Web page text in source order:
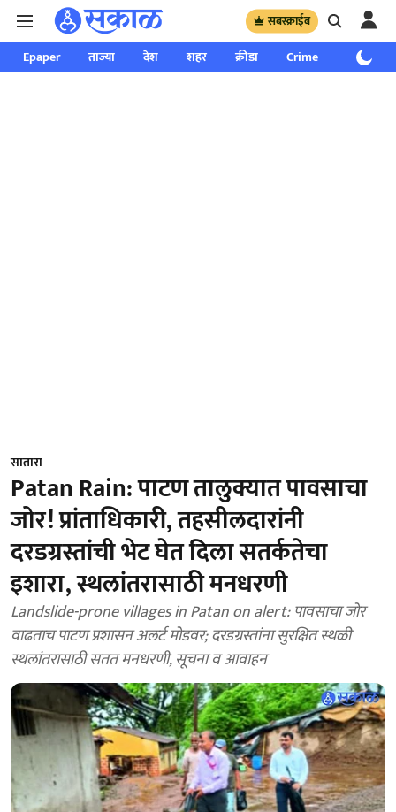
सबस्क्राईब
Epaper ताज्या देश शहर क्रीडा Crime साप्ताहिक
सातारा
Patan Rain: पाटण तालुक्यात पावसाचा
जोर! प्रांताधिकारी, तहसीलदारांनी
दरडग्रस्तांची भेट घेत दिला सतर्कतेचा
इशारा, स्थलांतरासाठी मनधरणी
Landslide-prone villages in Patan on alert: पावसाचा जोर
वाढताच पाटण प्रशासन अलर्ट मोडवर; दरडग्रस्तांना सुरक्षित स्थळी
स्थलांतरासाठी सतत मनधरणी, सूचना व आवाहन